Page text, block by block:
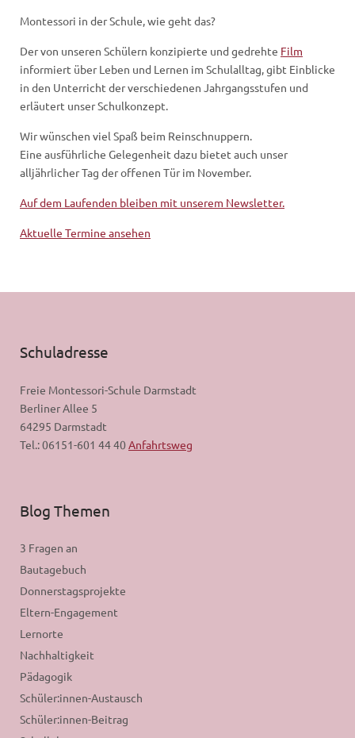
Montessori in der Schule, wie geht das?
Der von unseren Schülern konzipierte und gedrehte Film
informiert über Leben und Lernen im Schulalltag, gibt Einblicke
in den Unterricht der verschiedenen Jahrgangsstufen und
erläutert unser Schulkonzept.
Wir wünschen viel Spaß beim Reinschnuppern.
Eine ausführliche Gelegenheit dazu bietet auch unser
alljährlicher Tag der offenen Tür im November.
Auf dem Laufenden bleiben mit unserem Newsletter.
Aktuelle Termine ansehen
Schuladresse
Freie Montessori-Schule Darmstadt
Berliner Allee 5
64295 Darmstadt
Tel.: 06151-601 44 40Anfahrtsweg
Blog Themen
3 Fragen an
Bautagebuch
Donnerstagsprojekte
Eltern-Engagement
Lernorte
Nachhaltigkeit
Pädagogik
Schüler:innen-Austausch
Schüler:innen-Beitrag